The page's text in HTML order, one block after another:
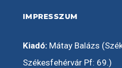
IMPRESSZUM
Kiadó:Mátay Balázs
Székesfehérvár Pf: 69.)